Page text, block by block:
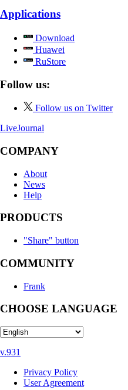
Applications
Download
Huawei
RuStore
Follow us:
Follow us on Twitter
LiveJournal
COMPANY
About
News
Help
PRODUCTS
"Share" button
COMMUNITY
Frank
CHOOSE LANGUAGE
v.931
Privacy Policy
User Agreement